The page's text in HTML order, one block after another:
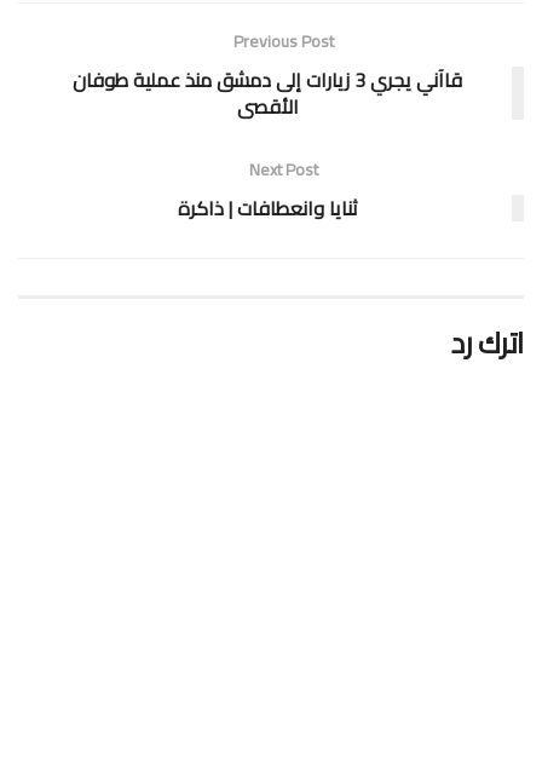
Previous Post
قاآني يجري 3 زيارات إلى دمشق منذ عملية طوفان
الأقصى
Next Post
ثنايا وانعطافات | ذاكرة
اترك رد